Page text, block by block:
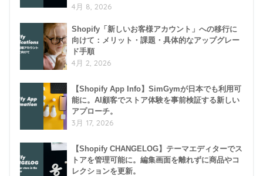
4月 8, 2026
Shopify「新しいお客様アカウント」への移行に
向けて：メリット・課題・具体的なアップグレー
ド手順
4月 2, 2026
【Shopify App Info】SimGymが日本でも利用可
能に。AI顧客でストア体験を事前検証する新しい
アプローチ。
3月 17, 2026
【Shopify CHANGELOG】テーマエディターでス
トアを管理可能に。編集画面を離れずに商品やコ
レクションを更新。